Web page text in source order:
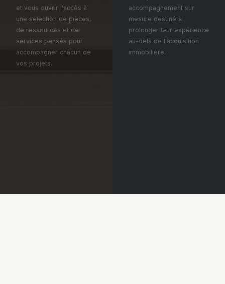
et vous ouvrir l'accès à
une sélection de pièces,
de ressources et de
services pensés pour
accompagner chacun de
vos projets.
accompagnement sur
mesure destiné à
prolonger leur expérience
au-delà de l'acquisition
immobilière.